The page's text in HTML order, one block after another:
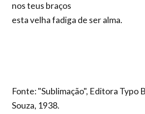
nos teus braços
esta velha fadiga de ser alma.
Fonte: "Sublimação", Editora Typo
Souza, 1938.